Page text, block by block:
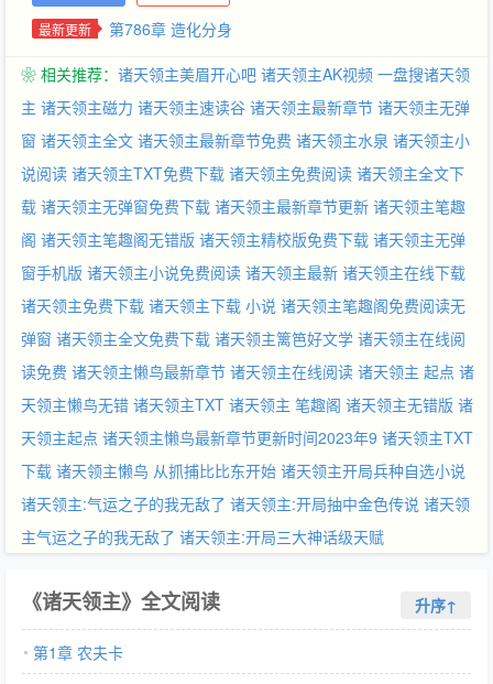
最新更新 第786章 造化分身
❀ 相关推荐： 诸天领主美眉开心吧 诸天领主AK视频 一盘搜诸天领
主 诸天领主磁力 诸天领主速读谷 诸天领主最新章节 诸天领主无弹
窗 诸天领主全文 诸天领主最新章节免费 诸天领主水泉 诸天领主小
说阅读 诸天领主TXT免费下载 诸天领主免费阅读 诸天领主全文下
载 诸天领主无弹窗免费下载 诸天领主最新章节更新 诸天领主笔趣
阁 诸天领主笔趣阁无错版 诸天领主精校版免费下载 诸天领主无弹
窗手机版 诸天领主小说免费阅读 诸天领主最新 诸天领主在线下载
诸天领主免费下载 诸天领主下载 小说 诸天领主笔趣阁免费阅读无
弹窗 诸天领主全文免费下载 诸天领主篱笆好文学 诸天领主在线阅
读免费 诸天领主懒鸟最新章节 诸天领主在线阅读 诸天领主 起点 诸
天领主懒鸟无错 诸天领主TXT 诸天领主 笔趣阁 诸天领主无错版 诸
天领主起点 诸天领主懒鸟最新章节更新时间2023年9 诸天领主TXT
下载 诸天领主懒鸟 从抓捕比比东开始 诸天领主开局兵种自选小说
诸天领主:气运之子的我无敌了 诸天领主:开局抽中金色传说 诸天领
主气运之子的我无敌了 诸天领主:开局三大神话级天赋
《诸天领主》全文阅读 升序↑
第1章 农夫卡